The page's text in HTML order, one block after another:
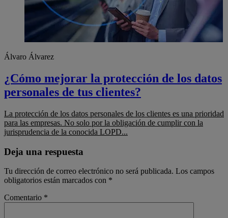
Álvaro Álvarez
¿Cómo mejorar la protección de los datos
personales de tus clientes?
La protección de los datos personales de los clientes es una prioridad
para las empresas. No solo por la obligación de cumplir con la
jurisprudencia de la conocida LOPD...
Deja una respuesta
Tu dirección de correo electrónico no será publicada. Los campos
obligatorios están marcados con *
Comentario *